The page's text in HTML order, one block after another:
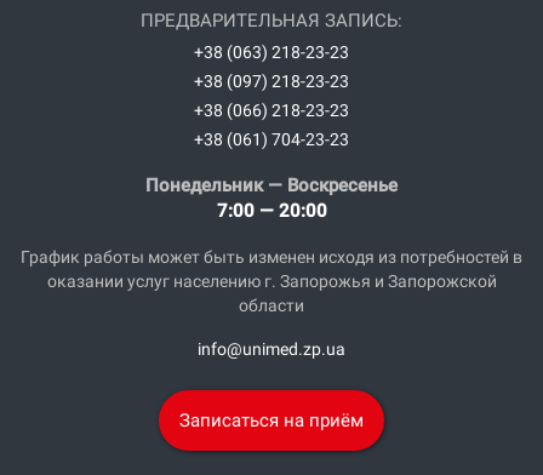
Понедельник — Воскресенье
7:00 — 20:00
График работы может быть изменен исходя из потребностей в
оказании услуг населению г. Запорожья и Запорожской
области
info@unimed.zp.ua
Записаться на приём
ПРЕДВАРИТЕЛЬНАЯ ЗАПИСЬ:
+38 (063) 218-23-23
+38 (097) 218-23-23
+38 (066) 218-23-23
+38 (061) 704-23-23